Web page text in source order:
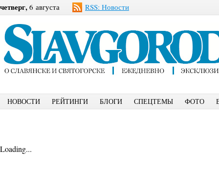
четверг, 6 августа RSS: Новости
НОВОСТИ РЕЙТИНГИ БЛОГИ СПЕЦТЕМЫ ФОТО
Loading...